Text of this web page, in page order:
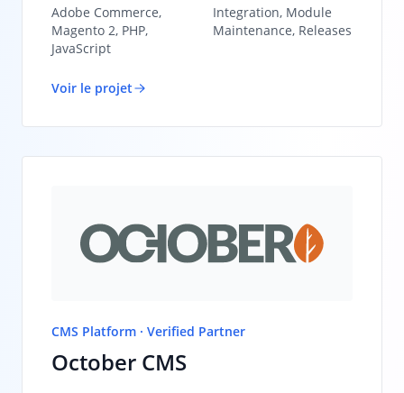
Adobe Commerce,
Magento 2, PHP,
JavaScript
Integration, Module
Maintenance, Releases
Voir le projet
CMS Platform · Verified Partner
October CMS